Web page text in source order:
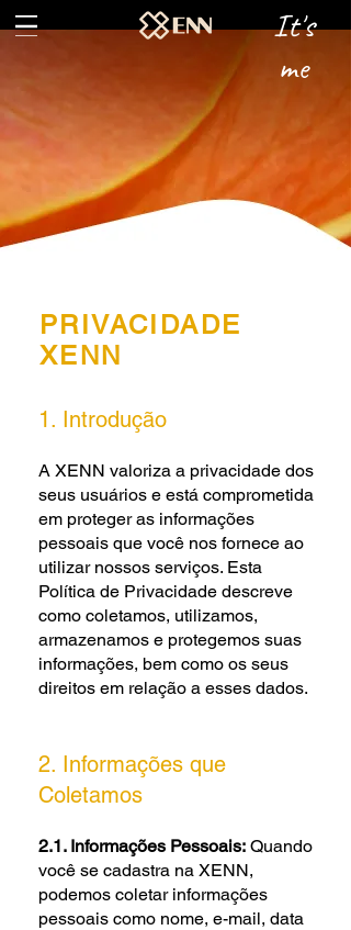
It's
me
PRIVACIDADE
XENN
1. Introdução
A XENN valoriza a privacidade dos
seus usuários e está comprometida
em proteger as informações
pessoais que você nos fornece ao
utilizar nossos serviços. Esta
Política de Privacidade descreve
como coletamos, utilizamos,
armazenamos e protegemos suas
informações, bem como os seus
direitos em relação a esses dados.
2. Informações que
Coletamos
2.1. Informações Pessoais: Quando
você se cadastra na XENN,
podemos coletar informações
pessoais como nome, e-mail, data